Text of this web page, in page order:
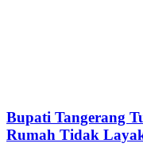
Bupati Tangerang
Rumah Tidak